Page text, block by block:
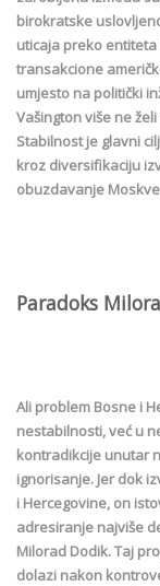
birokratske
uticaja preko entiteta
transakcione
umjesto na politički
Vašington više ne
Stabilnost je glavni
kroz diversifikaciju
obuzdavanje
Paradoks
Ali problem Bosne i
nestabilnosti, već u
kontradikcije unutar
ignorisanje. Jer dok
i Hercegovine, on
adresiranje najviše
Milorad Dodik. Taj
dolazi nakon